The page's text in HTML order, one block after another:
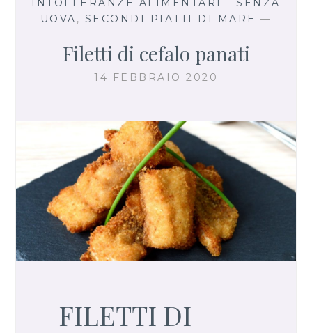
UOVA , SECONDI PIATTI DI MARE —
Filetti di cefalo panati
14 FEBBRAIO 2020
FILETTI DI